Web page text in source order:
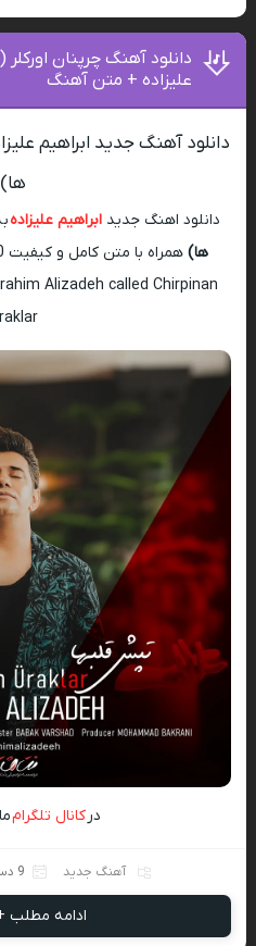
دانلود آهنگ چرپنان
علیزاده + متن آهنگ
دانلود آهنگ جدید ابراهیم
ها)
دانلود اهنگ جدیدابراهیم علیزاده
ها) همراه با متن کامل و کیفیت 320 از رسانه ی
Alizadeh called Chirpinan
درکانال تلگرام
آهنگ جدید 9 دسامبر 2024
ادامه مطلب